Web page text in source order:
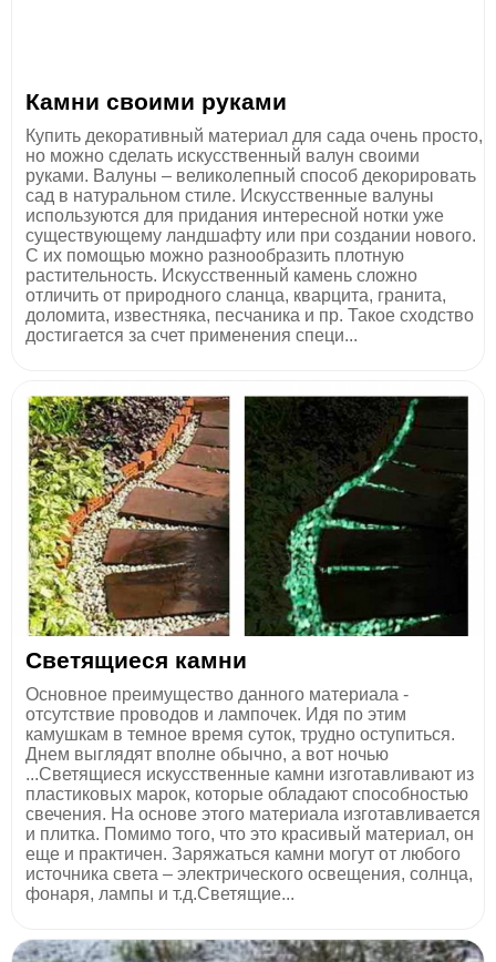
Камни своими руками
Купить декоративный материал для сада очень просто,
но можно сделать искусственный валун своими
руками. Валуны – великолепный способ декорировать
сад в натуральном стиле. Искусственные валуны
используются для придания интересной нотки уже
существующему ландшафту или при создании нового.
С их помощью можно разнообразить плотную
растительность. Искусственный камень сложно
отличить от природного сланца, кварцита, гранита,
доломита, известняка, песчаника и пр. Такое сходство
достигается за счет применения специ...
Светящиеся камни
Основное преимущество данного материала -
отсутствие проводов и лампочек. Идя по этим
камушкам в темное время суток, трудно оступиться.
Днем выглядят вполне обычно, а вот ночью
...Светящиеся искусственные камни изготавливают из
пластиковых марок, которые обладают способностью
свечения. На основе этого материала изготавливается
и плитка. Помимо того, что это красивый материал, он
еще и практичен. Заряжаться камни могут от любого
источника света – электрического освещения, солнца,
фонаря, лампы и т.д.Светящие...